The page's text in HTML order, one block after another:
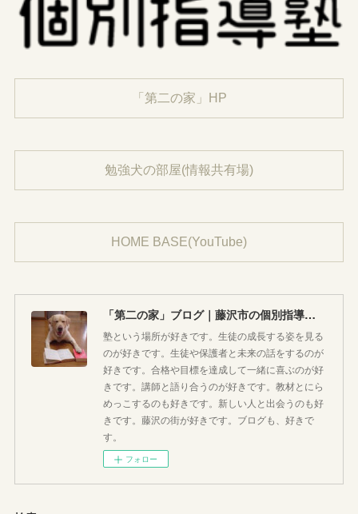
「第二の家」HP
勉強犬の部屋(情報共有場)
HOME BASE(YouTube)
「第二の家」ブログ｜藤沢市の個別指導塾のお話
塾という場所が好きです。生徒の成長する姿を見る
のが好きです。生徒や保護者と未来の話をするのが
好きです。合格や目標を達成して一緒に喜ぶのが好
きです。講師と語り合うのが好きです。教材とにら
めっこするのも好きです。新しい人と出会うのも好
きです。藤沢の街が好きです。ブログも、好きで
す。
フォロー